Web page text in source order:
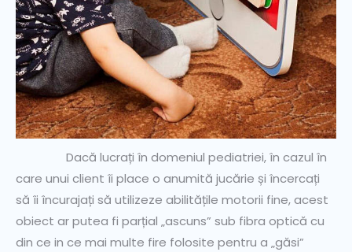
Dacă lucrați în domeniul pediatriei, în cazul în
care unui client îi place o anumită jucărie și încercați
să îi încurajați să utilizeze abilitățile motorii fine, acest
obiect ar putea fi parțial „ascuns” sub fibra optică cu
din ce in ce mai multe fire folosite pentru a „găsi”